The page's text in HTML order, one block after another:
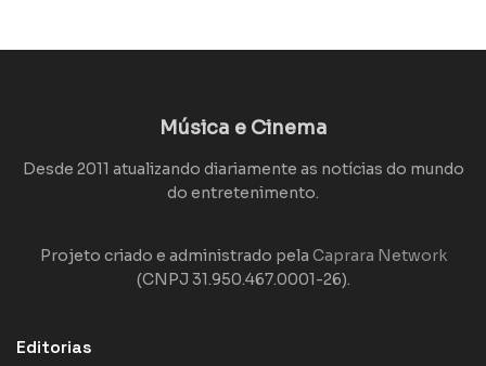
Música e Cinema
Desde 2011 atualizando diariamente as notícias do mundo
do entretenimento.
Projeto criado e administrado pela Caprara Network
(CNPJ 31.950.467.0001-26).
Editorias